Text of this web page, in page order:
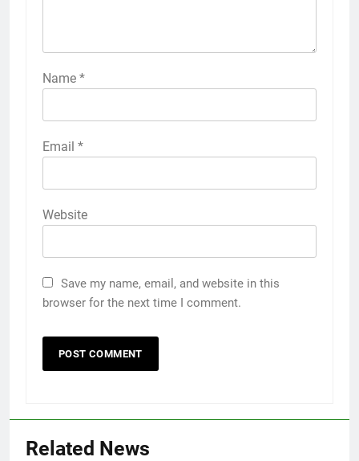
Name *
Email *
Website
Save my name, email, and website in this
browser for the next time I comment.
Related News